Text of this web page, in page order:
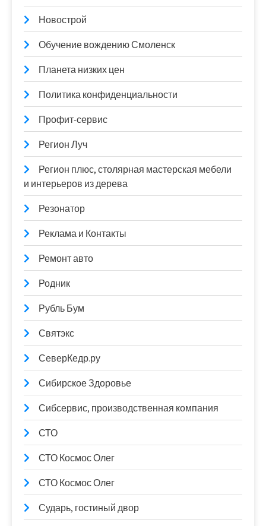
Новострой
Обучение вождению Смоленск
Планета низких цен
Политика конфиденциальности
Профит-сервис
Регион Луч
Регион плюс, столярная мастерская мебели
и интерьеров из дерева
Резонатор
Реклама и Контакты
Ремонт авто
Родник
Рубль Бум
Святэкс
СеверКедр.ру
Сибирское Здоровье
Сибсервис, производственная компания
СТО
СТО Космос Олег
СТО Космос Олег
Сударь, гостиный двор